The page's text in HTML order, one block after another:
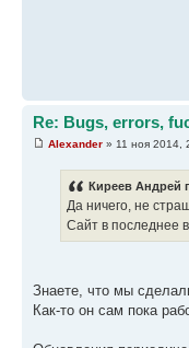
Re: Bugs, errors,
Alexander » 11 ноя 2014,
Киреев Андрей
Да ничего, не
Сайт в последнее
Знаете, что мы
Как-то он сам пока